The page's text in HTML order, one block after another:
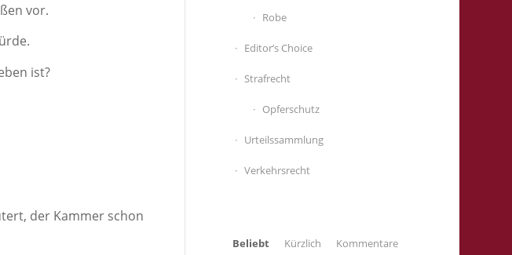
vor.
ist?
der Kammer schon
Robe
Editor’s Choice
Strafrecht
Opferschutz
Urteilssammlung
Verkehrsrecht
Beliebt Kürzlich Kommentare